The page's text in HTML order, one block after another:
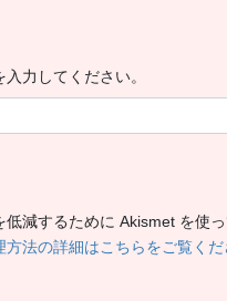
力してください。
減するために Akismet を使っ
方法の詳細はこちらをご覧く